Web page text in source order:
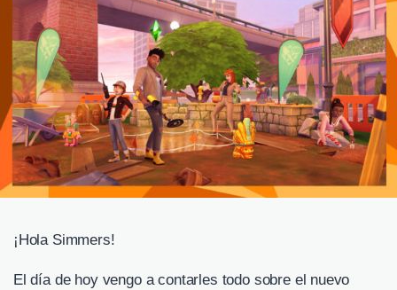
¡Hola Simmers!
El día de hoy vengo a contarles todo sobre el nuevo